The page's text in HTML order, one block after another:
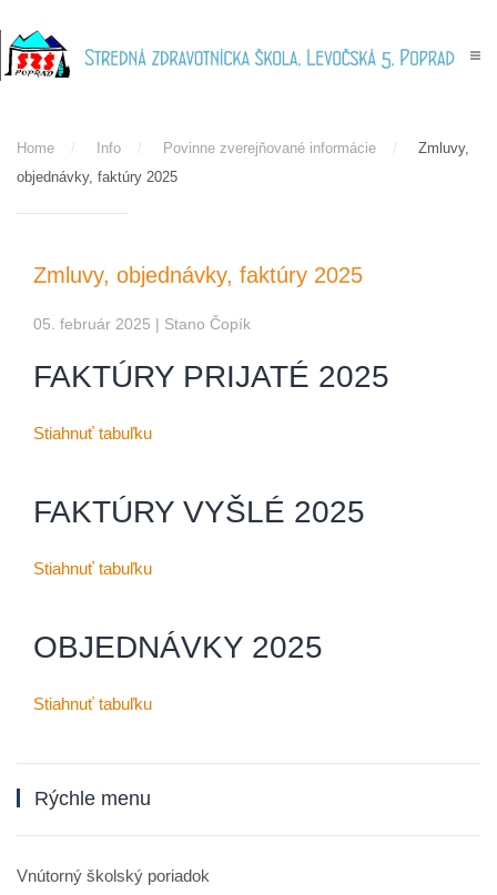
Skip to main content
Home Info Povinne zverejňované informácie
Zmluvy,
objednávky, faktúry 2025
Zmluvy, objednávky, faktúry 2025
05. február 2025 | Stano Čopík
FAKTÚRY PRIJATÉ 2025
Stiahnuť tabuľku
FAKTÚRY VYŠLÉ 2025
Stiahnuť tabuľku
OBJEDNÁVKY 2025
Stiahnuť tabuľku
Rýchle menu
Vnútorný školský poriadok